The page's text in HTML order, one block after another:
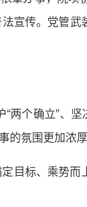
宣传。党管
个确立”、
的氛围更加浓厚
目标、乘势